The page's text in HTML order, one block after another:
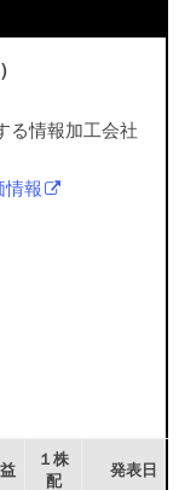
る情報加工会社
情報
１株
配
発表日